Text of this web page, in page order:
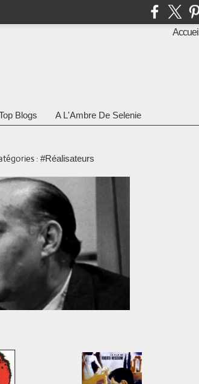
Accueil
Blogs A L'Ambre De Selenie
: #Réalisateurs